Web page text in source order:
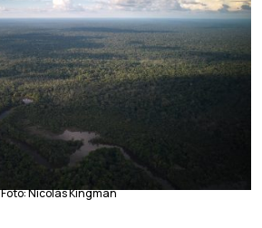
Foto: Nicolás Kingman